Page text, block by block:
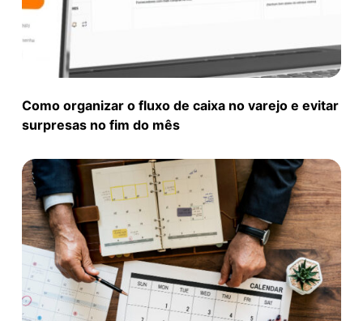
Como organizar o fluxo de caixa no varejo e evitar
surpresas no fim do mês